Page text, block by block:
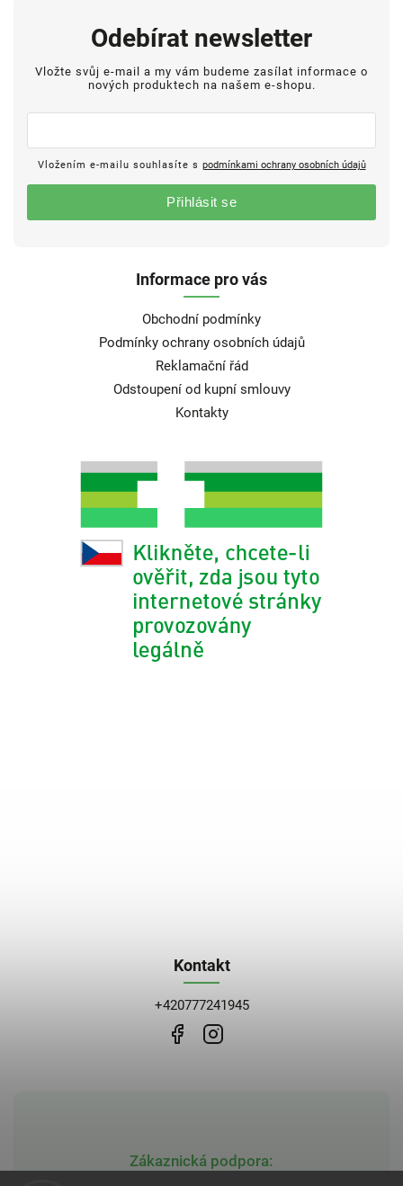
Zákaznická podpora:
Informace pro vás
Obchodní podmínky
Podmínky ochrany osobních údajů
Reklamační řád
Odstoupení od kupní smlouvy
Kontakty
Odebírat newsletter
Vložte svůj e-mail a my vám budeme zasílat informace o
nových produktech na našem e-shopu.
Vložením e-mailu souhlasíte s podmínkami ochrany osobních údajů
Přihlásit se
Kontakt
+420777241945